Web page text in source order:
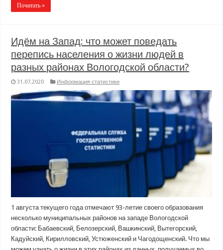
Почитать »
Идём на Запад: что может поведать
перепись населения о жизни людей в
разных районах Вологодской области?
31.07.2020 Информация статистики
1 августа текущего года отмечают 93-летие своего образования
несколько муниципальных районов на западе Вологодской
области: Бабаевский, Белозерский, Вашкинский, Вытегорский,
Кадуйский, Кирилловский, Устюженский и Чагодощенский. Что мы